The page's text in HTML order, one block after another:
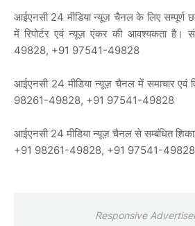
आईएनसी 24 मीडिया न्यूज़ चैनल के लिए सम्पूर्ण
में रिपोर्टर एवं न्यूज़ एंकर की आवश्यकता
49828, +91 97541-49828
आईएनसी 24 मीडिया न्यूज़ चैनल में समाचार एवं
98261-49828, +91 97541-49828
आईएनसी 24 मीडिया न्यूज़ चैनल से सम्बंधित
+91 98261-49828, +91 97541-49828
Responsive